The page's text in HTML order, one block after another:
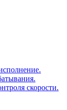
скорости.